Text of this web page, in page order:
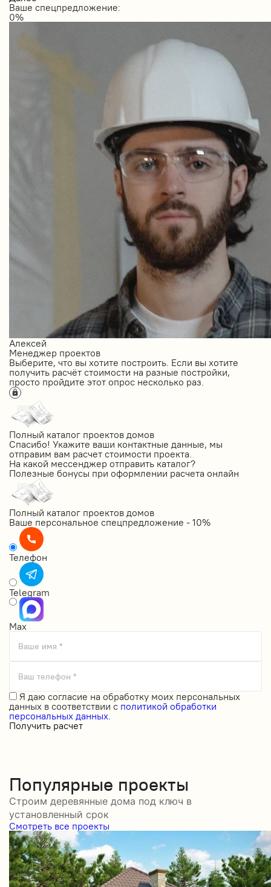
Ваше спецпредложение:
0%
Алексей
Менеджер проектов
Выберите, что вы хотите построить. Если вы хотите
получить расчёт стоимости на разные постройки,
просто пройдите этот опрос несколько раз.
Полный каталог проектов домов
Спасибо! Укажите ваши контактные данные, мы
отправим вам расчет стоимости проекта.
На какой мессенджер отправить каталог?
Полезные бонусы при оформлении расчета онлайн
Полный каталог проектов домов
Ваше персональное спецпредложение - 10%
Телефон
Telegram
Max
Ваше имя *
Ваш телефон *
Я даю согласие на обработку моих персональных
данных в соответствии с политикой обработки
персональных данных.
Получить расчет
Популярные проекты
Строим деревянные дома под ключ в
установленный срок
Смотреть все проекты